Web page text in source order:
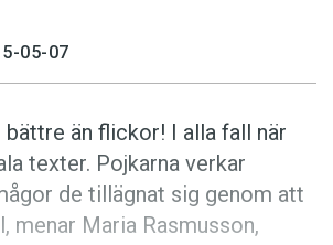
05-07
bättre än flickor! I alla fall när
texter. Pojkarna verkar
de tillägnat sig genom att
menar Maria Rasmusson,